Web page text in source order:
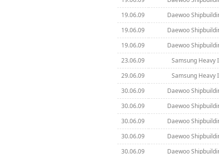
19.06.09
Daewoo
19.06.09
Daewoo
19.06.09
Daewoo
23.06.09
Samsung Heavy
29.06.09
Samsung Heavy
30.06.09
Daewoo
30.06.09
Daewoo
30.06.09
Daewoo
30.06.09
Daewoo
30.06.09
Daewoo